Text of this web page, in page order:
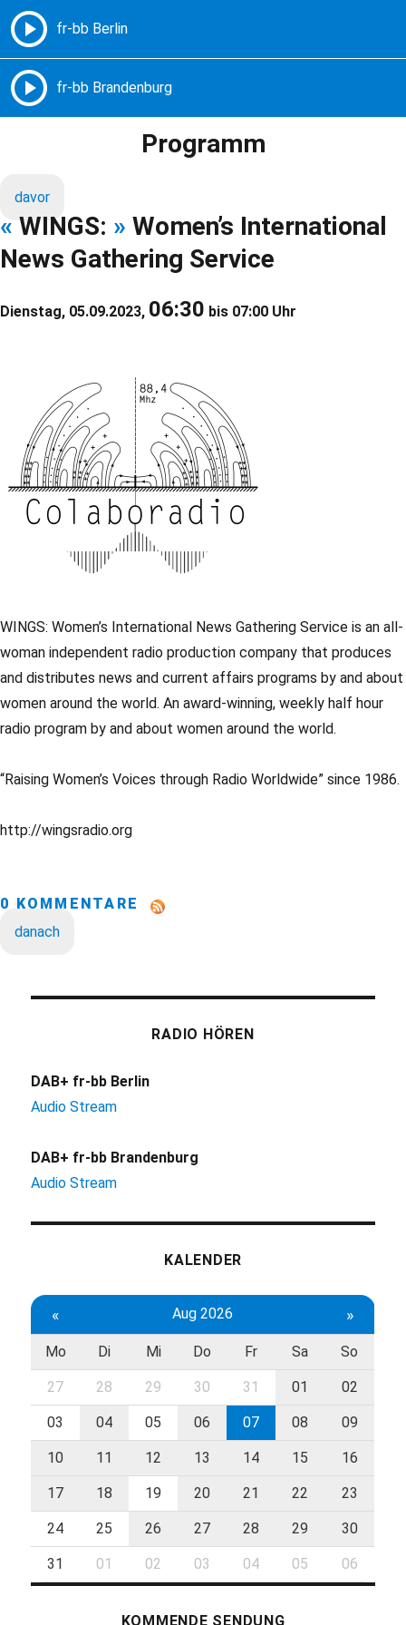
Freie Radios – Berlin Brandenburg
Programm
davor
« WINGS: » Women’s International
News Gathering Service
Dienstag, 05.09.2023, 06:30 bis 07:00 Uhr
WINGS: Women’s International News Gathering Service is an all-
woman independent radio production company that produces
and distributes news and current affairs programs by and about
women around the world. An award-winning, weekly half hour
radio program by and about women around the world.
“Raising Women’s Voices through Radio Worldwide” since 1986.
http://wingsradio.org
0 KOMMENTARE
danach
RADIO HÖREN
DAB+ fr-bb Berlin
Audio Stream
DAB+ fr-bb Brandenburg
Audio Stream
KALENDER
« Aug 2026 »
Mo Di Mi Do Fr Sa So
27 28 29 30 31 01 02
03 04 05 06 07 08 09
10 11 12 13 14 15 16
17 18 19 20 21 22 23
24 25 26 27 28 29 30
31 01 02 03 04 05 06
KOMMENDE SENDUNG